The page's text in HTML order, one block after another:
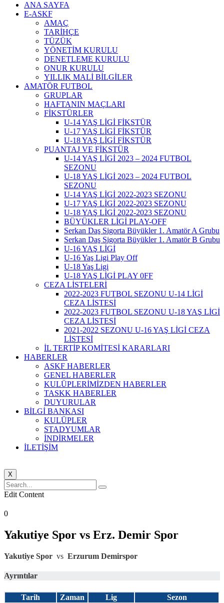
ANA SAYFA
E-ASKF
AMAÇ
TARİHÇE
TÜZÜK
YÖNETİM KURULU
DENETLEME KURULU
ONUR KURULU
YILLIK MALİ BİLGİLER
AMATÖR FUTBOL
GRUPLAR
HAFTANIN MAÇLARI
FİKSTÜRLER
U-14 YAŞ LİGİ FİKSTÜR
U-17 YAŞ LİGİ FİKSTÜR
U-18 YAŞ LİGİ FİKSTÜR
PUANTAJ VE FİKSTÜR
U-14 YAŞ LİGİ 2023 – 2024 FUTBOL
SEZONU
U-18 YAŞ LİGİ 2023 – 2024 FUTBOL
SEZONU
U-14 YAŞ LİGİ 2022-2023 SEZONU
U-17 YAŞ LİGİ 2022-2023 SEZONU
U-18 YAŞ LİGİ 2022-2023 SEZONU
BÜYÜKLER LİGİ PLAY-OFF
Serkan Daş Sigorta Büyükler 1. Amatör A Grubu
Serkan Daş Sigorta Büyükler 1. Amatör B Grubu
U-16 YAŞ LİGİ
U-16 Yaş Ligi Play Off
U-18 Yaş Ligi
U-18 YAŞ LİGİ PLAY 0FF
CEZA LİSTELERİ
2022-2023 FUTBOL SEZONU U-14 LİGİ
CEZA LİSTESİ
2022-2023 FUTBOL SEZONU U-18 YAŞ LİGİ
CEZA LİSTESİ
2021-2022 SEZONU U-16 YAŞ LİGİ CEZA
LİSTESİ
İL TERTİP KOMİTESİ KARARLARI
HABERLER
ASKF HABERLER
GENEL HABERLER
KULÜPLERİMİZDEN HABERLER
TASKK HABERLER
DUYURULAR
BİLGİ BANKASI
KULÜPLER
STADYUMLAR
İNDİRMELER
İLETİŞİM
X
Edit Content
0
Yakutiye Spor vs Erz. Demir Spor
Yakutiye Spor vs Erzurum Demirspor
Ayrıntılar
Tarih Zaman Lig
Sezon